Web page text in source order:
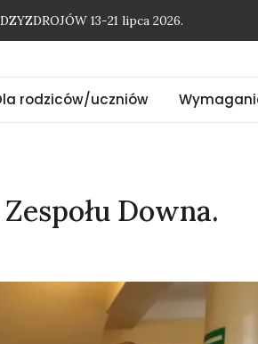
rodziców/uczniów
Downa.